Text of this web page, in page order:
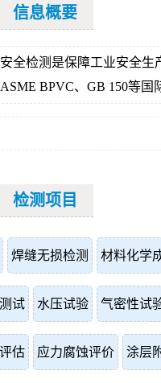
信息概要
全检测是保障工业安全
BPVC、GB 150等
检测项目
焊缝无损检测 材料化学
试 水压试验 气密性试
估 应力腐蚀评价 涂层